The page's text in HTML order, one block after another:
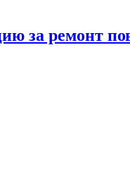
за ремонт